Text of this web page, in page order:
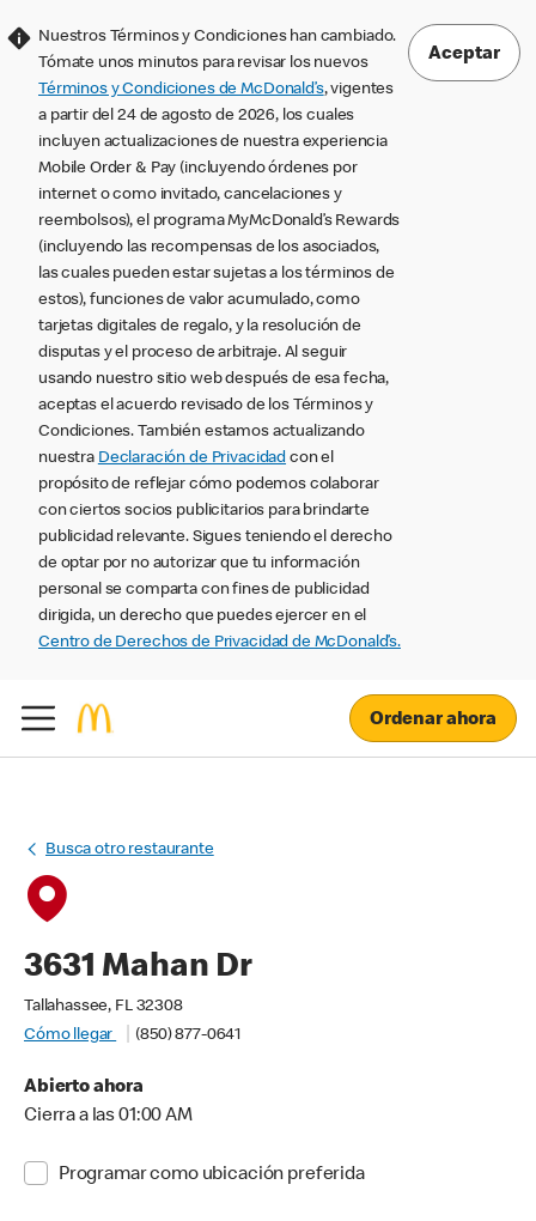
Nuestros Términos y Condiciones han cambiado.
Tómate unos minutos para revisar los nuevos
Términos y Condiciones de McDonald’s, vigentes
a partir del 24 de agosto de 2026, los cuales
incluyen actualizaciones de nuestra experiencia
Mobile Order & Pay (incluyendo órdenes por
internet o como invitado, cancelaciones y
reembolsos), el programa MyMcDonald’s Rewards
(incluyendo las recompensas de los asociados,
las cuales pueden estar sujetas a los términos de
estos), funciones de valor acumulado, como
tarjetas digitales de regalo, y la resolución de
disputas y el proceso de arbitraje. Al seguir
usando nuestro sitio web después de esa fecha,
aceptas el acuerdo revisado de los Términos y
Condiciones. También estamos actualizando
nuestra Declaración de Privacidad con el
propósito de reflejar cómo podemos colaborar
con ciertos socios publicitarios para brindarte
publicidad relevante. Sigues teniendo el derecho
de optar por no autorizar que tu información
personal se comparta con fines de publicidad
dirigida, un derecho que puedes ejercer en el
Centro de Derechos de Privacidad de McDonald’s.
Aceptar
Ordenar ahora
Busca otro restaurante
3631 Mahan Dr
Tallahassee, FL 32308
Cómo llegar
(850) 877-0641
Abierto ahora
Cierra a las 01:00 AM
Programar como ubicación preferida